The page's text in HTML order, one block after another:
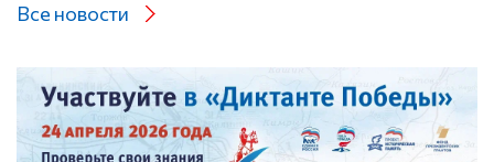
Все новости